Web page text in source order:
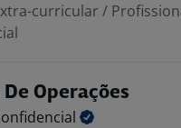
curricular /
De Operações